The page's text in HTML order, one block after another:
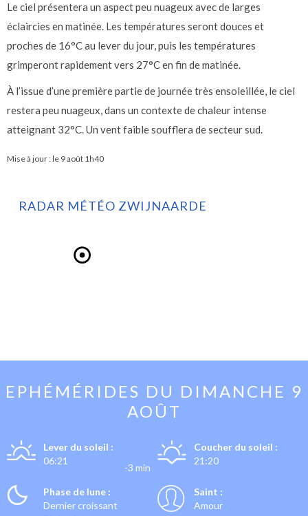
Le ciel présentera un aspect peu nuageux avec de larges
éclaircies en matinée. Les températures seront douces et
proches de 16°C au lever du jour, puis les températures
grimperont rapidement vers 27°C en fin de matinée.
À l’issue d’une première partie de journée très ensoleillée, le ciel
restera peu nuageux, dans un contexte de chaleur intense
atteignant 32°C. Un vent faible soufflera de secteur sud.
Mise à jour : le 9 août 1h40
RADAR MÉTÉO ZWIJNAARDE
EPHÉMÉRIDES DU DIMANCHE 9
AOÛT
Lever du soleil :
06:21
-3 min
Coucher du soleil :
21:20
Phase de lune :
Dernier croissant
Saint :
Amour